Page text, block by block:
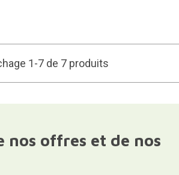
1-7 de 7 produits
nos offres et de nos